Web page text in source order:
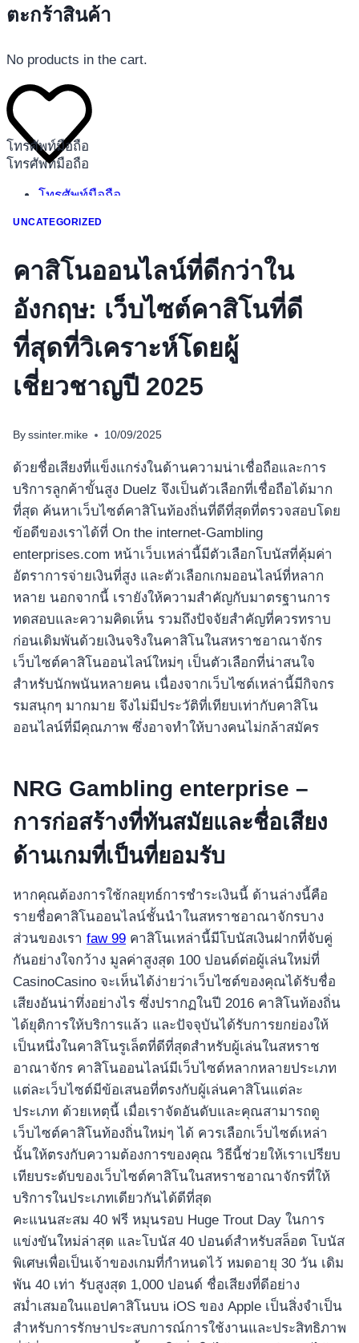
โทรศัพท์มือถือ
โทรศัพท์มือถือ
โทรศัพท์มือถือ
อุปกรณ์เสริมโทรศัพท์
ตะกร้าสินค้า
No products in the cart.
UNCATEGORIZED
คาสิโนออนไลน์ที่ดีกว่าใน
อังกฤษ: เว็บไซต์คาสิโนที่ดี
ที่สุดที่วิเคราะห์โดยผู้
เชี่ยวชาญปี 2025
By ssinter.mike 10/09/2025
ด้วยชื่อเสียงที่แข็งแกร่งในด้านความน่าเชื่อถือและการ
บริการลูกค้าขั้นสูง Duelz จึงเป็นตัวเลือกที่เชื่อถือได้มาก
ที่สุด ค้นหาเว็บไซต์คาสิโนท้องถิ่นที่ดีที่สุดที่ตรวจสอบโดย
ข้อดีของเราได้ที่ On the internet-Gambling
enterprises.com หน้าเว็บเหล่านี้มีตัวเลือกโบนัสที่คุ้มค่า
อัตราการจ่ายเงินที่สูง และตัวเลือกเกมออนไลน์ที่หลาก
หลาย นอกจากนี้ เรายังให้ความสำคัญกับมาตรฐานการ
ทดสอบและความคิดเห็น รวมถึงปัจจัยสำคัญที่ควรทราบ
ก่อนเดิมพันด้วยเงินจริงในคาสิโนในสหราชอาณาจักร
เว็บไซต์คาสิโนออนไลน์ใหม่ๆ เป็นตัวเลือกที่น่าสนใจ
สำหรับนักพนันหลายคน เนื่องจากเว็บไซต์เหล่านี้มีกิจกร
รมสนุกๆ มากมาย จึงไม่มีประวัติที่เทียบเท่ากับคาสิโน
ออนไลน์ที่มีคุณภาพ ซึ่งอาจทำให้บางคนไม่กล้าสมัคร
NRG Gambling enterprise –
การก่อสร้างที่ทันสมัยและชื่อเสียง
ด้านเกมที่เป็นที่ยอมรับ
หากคุณต้องการใช้กลยุทธ์การชำระเงินนี้ ด้านล่างนี้คือ
รายชื่อคาสิโนออนไลน์ชั้นนำในสหราชอาณาจักรบาง
ส่วนของเรา faw 99 คาสิโนเหล่านี้มีโบนัสเงินฝากที่จับคู่
กันอย่างใจกว้าง มูลค่าสูงสุด 100 ปอนด์ต่อผู้เล่นใหม่ที่
CasinoCasino จะเห็นได้ง่ายว่าเว็บไซต์ของคุณได้รับชื่อ
เสียงอันน่าทึ่งอย่างไร ซึ่งปรากฏในปี 2016 คาสิโนท้องถิ่น
ได้ยุติการให้บริการแล้ว และปัจจุบันได้รับการยกย่องให้
เป็นหนึ่งในคาสิโนรูเล็ตที่ดีที่สุดสำหรับผู้เล่นในสหราช
อาณาจักร คาสิโนออนไลน์มีเว็บไซต์หลากหลายประเภท
แต่ละเว็บไซต์มีข้อเสนอที่ตรงกับผู้เล่นคาสิโนแต่ละ
ประเภท ด้วยเหตุนี้ เมื่อเราจัดอันดับและคุณสามารถดู
เว็บไซต์คาสิโนท้องถิ่นใหม่ๆ ได้ ควรเลือกเว็บไซต์เหล่า
นั้นให้ตรงกับความต้องการของคุณ วิธีนี้ช่วยให้เราเปรียบ
เทียบระดับของเว็บไซต์คาสิโนในสหราชอาณาจักรที่ให้
บริการในประเภทเดียวกันได้ดีที่สุด
คะแนนสะสม 40 ฟรี หมุนรอบ Huge Trout Day ในการ
แข่งขันใหม่ล่าสุด และโบนัส 40 ปอนด์สำหรับสล็อต โบนัส
พิเศษเพื่อเป็นเจ้าของเกมที่กำหนดไว้ หมดอายุ 30 วัน เดิม
พัน 40 เท่า รับสูงสุด 1,000 ปอนด์ ชื่อเสียงที่ดีอย่าง
สม่ำเสมอในแอปคาสิโนบน iOS ของ Apple เป็นสิ่งจำเป็น
สำหรับการรักษาประสบการณ์การใช้งานและประสิทธิภาพ